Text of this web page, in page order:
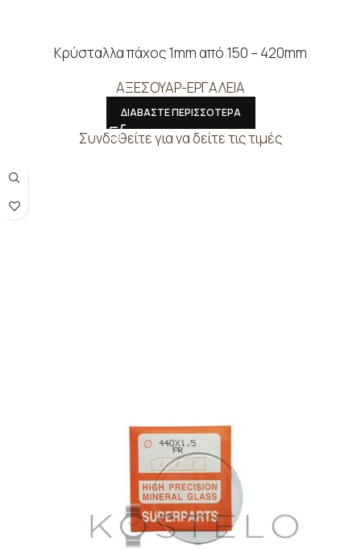
Κρύσταλλα πάχος 1mm από 150 – 420mm
ΑΞΕΣΟΥΑΡ-ΕΡΓΑΛΕΙΑ
ΔΙΑΒΑΣΤΕ ΠΕΡΙΣΣΟΤΕΡΑ
Συνδεθείτε για να δείτε τις τιμές